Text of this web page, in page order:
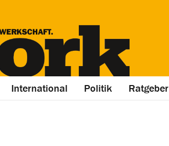
International Politik Ratgeber